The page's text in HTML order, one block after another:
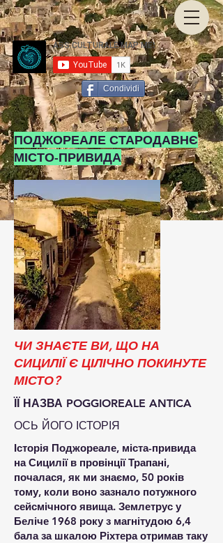
Condividi
ПОДЖОРЕАЛЕ СТАРОДАВНЄ
МІСТО-ПРИВИДА
ЧИ ЗНАЄТЕ ВИ, ЩО НА
СИЦИЛІЇ Є ЦІЛІЧНО ПОКИНУТЕ
МІСТО?
ЇЇ НАЗВА POGGIOREALE ANTICA
ОСЬ ЙОГО ІСТОРІЯ
Історія Поджореале, міста-привида
на Сицилії в провінції Трапані,
почалася, як ми знаємо, 50 років
тому, коли воно зазнало потужного
сейсмічного явища. Землетрус у
Беліче 1968 року з магнітудою 6,4
бала за шкалою Ріхтера отримав таку